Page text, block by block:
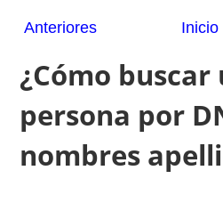
Anteriores Inicio
¿Cómo buscar
persona por
nombres